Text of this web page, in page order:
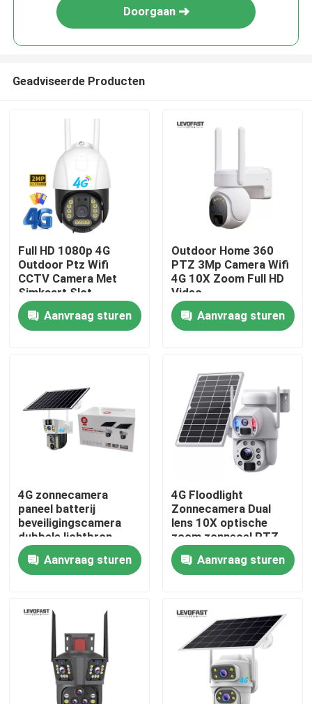
Thuis
Video's
Over ons
Kwaliteitscontrole
Neem contact met ons op
Nieuws
Vraag een offerte
De Veiligheidscamera van de Wifi Gloeilamp
Doorgaan
Geadviseerde Producten
Full HD 1080p 4G
Outdoor Ptz Wifi
CCTV Camera Met
Simkaart Slot
Aanvraag sturen
Outdoor Home 360
PTZ 3Mp Camera Wifi
4G 10X Zoom Full HD
Video
Bewakingssysteem
Zonnecamera met
laag vermogen
Aanvraag sturen
4G zonnecamera
paneel batterij
beveiligingscamera
dubbele lichtbron
waterdicht PTZ
CCTV-camera
Aanvraag sturen
4G Floodlight
Zonnecamera Dual
lens 10X optische
zoom zonnecel PTZ
camera Wifi Outdoor
6MP CCTV Camera
Aanvraag sturen